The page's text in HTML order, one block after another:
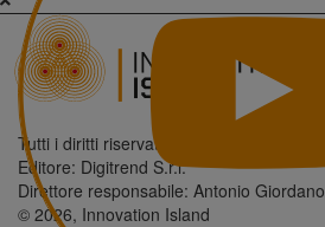
Tutti i diritti riservati.
Editore: Digitrend S.r.l.
Direttore responsabile: Antonio Giordano
© 2026, Innovation Island